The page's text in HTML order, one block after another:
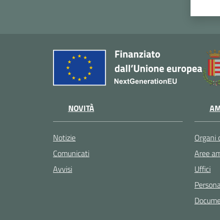
NOVITÀ
Notizie
Comunicati
Avvisi
Organi
Aree
Uffici